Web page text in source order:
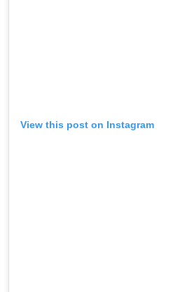
View this post on Instagram